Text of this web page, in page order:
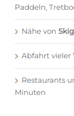
Paddeln,
Nähe von
Abfahrt vieler
Restaurants
Minuten